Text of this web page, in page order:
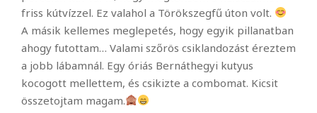
friss kútvízzel. Ez valahol a Törökszegfű úton volt.
A másik kellemes meglepetés, hogy egyik pillanatban
ahogy futottam… Valami szőrös csiklandozást éreztem
a jobb lábamnál. Egy óriás Bernáthegyi kutyus
kocogott mellettem, és csikizte a combomat. Kicsit
összetojtam magam.